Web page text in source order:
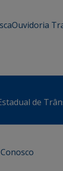
Ouvidoria
de